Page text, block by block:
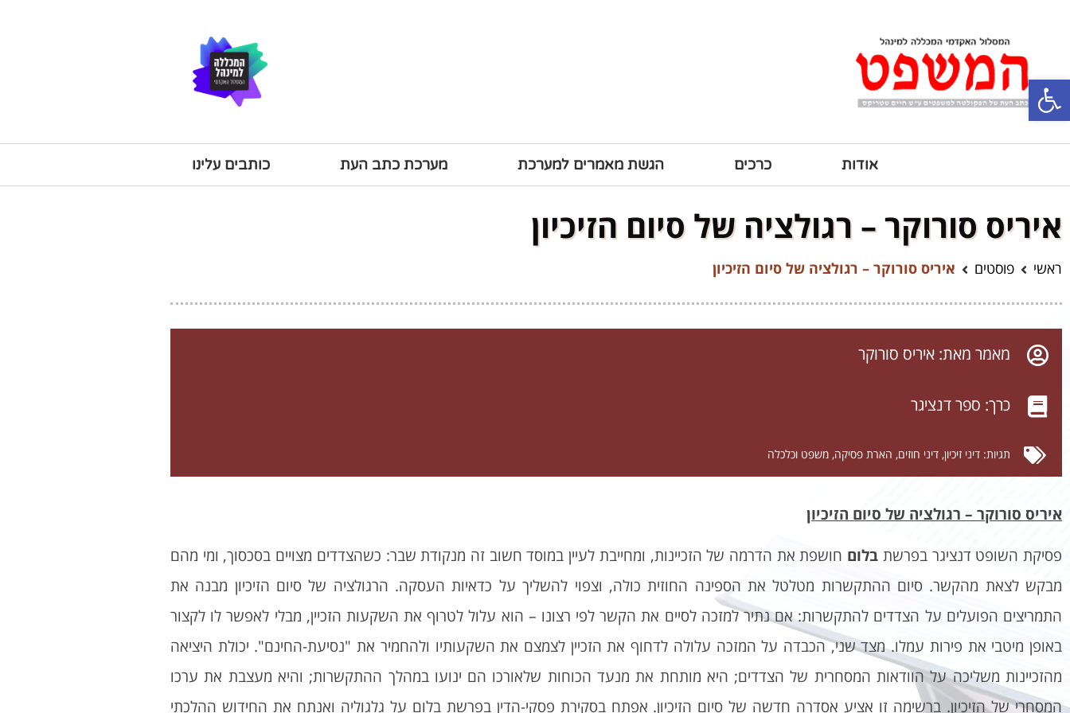
פתח סרגל נגישות
אודות כרכים הגשת מאמרים למערכת מערכת כתב העת כותבים עלינו
איריס סורוקר – רגולציה של סיום הזיכיון
ראשי פוסטים איריס סורוקר – רגולציה של סיום הזיכיון
מאמר מאת: איריס סורוקר
כרך: ספר דנציגר
תגיות: דיני זיכיון, דיני חוזים, הארת פסיקה, משפט וכלכלה
איריס סורוקר – רגולציה של סיום הזיכיון
פסיקת השופט דנציגר בפרשת בלום חושפת את הדרמה של הזכיינות, ומחייבת לעיין במוסד חשוב זה מנקודת שבר: כשהצדדים מצויים בסכסוך, ומי מהם
מבקש לצאת מהקשר. סיום ההתקשרות מטלטל את הספינה החוזית כולה, וצפוי להשליך על כדאיות העסקה. הרגולציה של סיום הזיכיון מבנה את
התמריצים הפועלים על הצדדים להתקשרות: אם נתיר למזכה לסיים את הקשר לפי רצונו – הוא עלול לטרוף את השקעות הזכיין, מבלי לאפשר לו לקצור
באופן מיטבי את פירות עמלו. מצד שני, הכבדה על המזכה עלולה לדחוף את הזכיין לצמצם את השקעותיו ולהחמיר את "נסיעת-החינם". יכולת היציאה
מהזכיינות משליכה על הוודאות המסחרית של הצדדים; היא מותחת את מנעד הכוחות שלאורכו הם ינועו במהלך ההתקשרות; והיא מעצבת את ערכו
המסחרי של הזיכיון. ברשימה זו אציע אסדרה חדשה של סיום הזיכיון. אפתח בסקירת פסקי-הדין בפרשת בלום על גלגוליה ואנתח את החידוש ההלכתי